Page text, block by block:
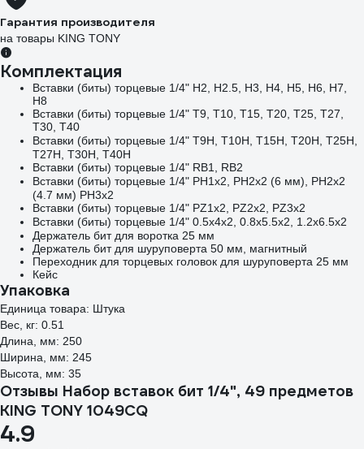
Гарантия производителя
на товары KING TONY
Комплектация
Вставки (биты) торцевые 1/4" H2, H2.5, H3, H4, H5, H6, H7,
H8
Вставки (биты) торцевые 1/4" Т9, Т10, Т15, Т20, Т25, Т27,
Т30, Т40
Вставки (биты) торцевые 1/4" Т9H, Т10H, Т15H, Т20H, Т25H,
Т27H, Т30H, Т40H
Вставки (биты) торцевые 1/4" RB1, RB2
Вставки (биты) торцевые 1/4" PH1х2, PH2х2 (6 мм), PH2х2
(4.7 мм) PH3х2
Вставки (биты) торцевые 1/4" PZ1х2, PZ2х2, PZ3х2
Вставки (биты) торцевые 1/4" 0.5х4х2, 0.8х5.5х2, 1.2х6.5х2
Держатель бит для воротка 25 мм
Держатель бит для шуруповерта 50 мм, магнитный
Переходник для торцевых головок для шуруповерта 25 мм
Кейс
Упаковка
Единица товара: Штука
Вес, кг: 0.51
Длина, мм: 250
Ширина, мм: 245
Высота, мм: 35
Отзывы Набор вставок бит 1/4", 49 предметов
KING TONY 1049CQ
4.9